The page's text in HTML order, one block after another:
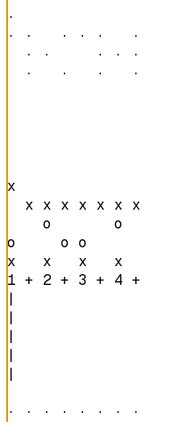
·
· ·   · · ·   ·
  · ·     · · ·
  ·   ·   ·   ·
x
  x x x x x x x
    o       o
o     o o
x   x   x   x
1 + 2 + 3 + 4 +
|
|
|
|
|
· · · · · · · ·